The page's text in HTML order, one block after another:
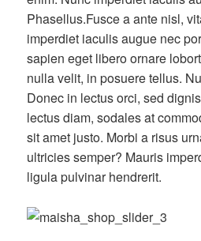
Phasellus.Fusce a ante nisl,
imperdiet iaculis augue nec
sapien eget libero ornare
nulla velit, in posuere tellus.
Donec in lectus orci, sed
lectus diam, sodales at
sit amet justo. Morbi a risus
ultricies semper? Mauris
ligula pulvinar hendrerit.